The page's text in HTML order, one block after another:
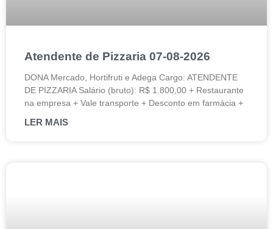
Atendente de Pizzaria 07-08-2026
DONA Mercado, Hortifruti e Adega Cargo: ATENDENTE
DE PIZZARIA Salário (bruto): R$ 1.800,00 + Restaurante
na empresa + Vale transporte + Desconto em farmácia +
LER MAIS